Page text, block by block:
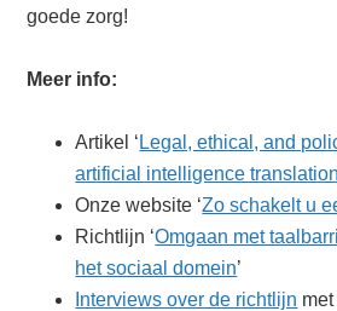
goede zorg!
Meer info:
Artikel ‘ Legal, ethical, and
artificial intelligence
Onze website ‘Zo schakelt u
Richtlijn ‘Omgaan met
het sociaal domein’
Interviews over de richtlijn